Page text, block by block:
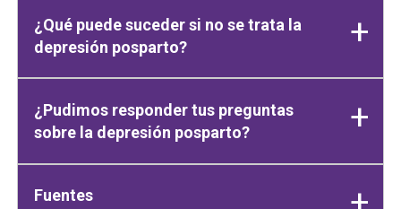
¿Qué puede suceder si no se trata la
depresión posparto?
¿Pudimos responder tus preguntas
sobre la depresión posparto?
Fuentes